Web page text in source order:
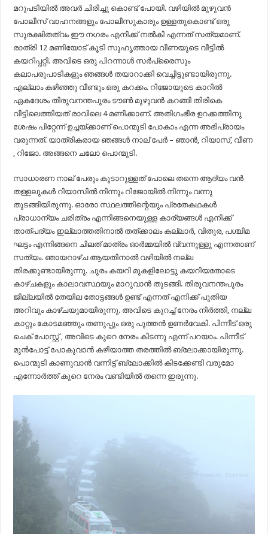
മറുപടിയിൽ അവർ ചിരിച്ചു കൊണ്ട് പോയി. വഴിയിൽ മുഴുവൻ
പോലീസ് വാഹനങ്ങളും പോലീസുകാരും ഉള്ളതുകൊണ്ട് ഒരു
സുരക്ഷിതത്വം ഈ നഗരം എനിക്ക് നൽകി എന്നത് സത്യമാണ്.
രാത്രി 12 മണിയോട് കൂടി സുഹൃത്തായ വീണയുടെ വീട്ടിൽ
കയറിപ്പറ്റി. അവിടെ ഒരു പിറന്നാൾ സർപ്രൈസും
കലാപരുപാടികളും ഞങ്ങൾ തയാറാക്കി വെച്ചിട്ടുണ്ടായിരുന്നു.
എല്ലാം കഴിഞ്ഞു വീണ്ടും ഒരു കറക്കം. റിജോയുടെ കാറിൽ
ഏകദേശം തിരുവനന്തപുരം ടൗൺ മുഴുവൻ കറങ്ങി തിരികെ
വീട്ടിലെത്തിയത് രാവിലെ 4 മണിക്കാണ്‌. അതിഗംഭീര ഉറക്കത്തിനു
ശേഷം പിറ്റേന്ന് ഉച്ചയ്ക്കാണ് പൊന്മുടി പോകാം എന്ന അഭിപ്രായം
വരുന്നത്. യാത്രികരായ ഞങ്ങൾ നാല് പേർ – ഞാൻ, റിയാസ്, വീണ
, റിജോ. അങ്ങനെ ചലോ പൊന്മുടി.
സാധാരണ നാല് പേരും കൂടാറുള്ളത് പോലെ തന്നെ ആദ്യം വൻ
തള്ളലുകൾ റിയാസിൽ നിന്നും റിജോയിൽ നിന്നും വന്നു
തുടങ്ങിയിരുന്നു. ഓരോ സ്ഥലത്തിന്റെയും പ്രതേകഥകൾ
പ്രാധാന്യം ചരിത്രം എന്നിങ്ങനെയുള്ള കാര്യങ്ങൾ എനിക്ക്
താത്പര്യം ഇല്ലാത്തതിനാൽ തത്ക്കാലം കല്ലാർ, വിതുര, പശ്ചിമ
ഘട്ടം എന്നിങ്ങനെ ചിലത് മാത്രം ഓർമ്മയിൽ വ്വന്നുള്ളു എന്നതാണ്
സത്യം. ഞായറാഴ്ച ആയതിനാൽ വഴിയിൽ നല്ല
തിരക്കുണ്ടായിരുന്നു. ചുരം കയറി മുകളിലോട്ടു കയറിയതോടെ
കാഴ്ചകളും കാലാവസ്ഥയും മാറുവാൻ തുടങ്ങി. തിരുവനന്തപുരം
ജില്ലയിൽ തേയില തോട്ടങ്ങൾ ഉണ്ട് എന്നത് എനിക്ക് പുതിയ
അറിവും കാഴ്ചയുമായിരുന്നു. അവിടെ കുറച്ച് നേരം നിർത്തി, നല്ല
കാറ്റും കോടമഞ്ഞും തണുപ്പും ഒരു പുത്തൻ ഉണർവേകി. പിന്നീട് ഒരു
ചെക് പോസ്റ്റ് , അവിടെ കുറെ നേരം കിടന്നു എന്ന് പറയാം. പിന്നീട്
മുൻപോട്ട് പോകുവാൻ കഴിയാത്ത തരത്തിൽ ബ്ലോക്കായിരുന്നു.
പൊന്മുടി കാണുവാൻ വന്നിട്ട് ബ്ലോക്കിൽ കിടക്കേണ്ടി വരുമോ
എന്നോർത്ത് കുറെ നേരം വണ്ടിയിൽ തന്നെ ഇരുന്നു.